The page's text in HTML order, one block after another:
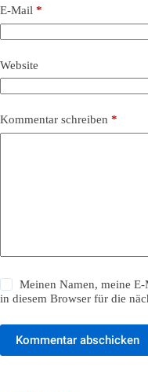
E-Mail *
Website
Kommentar schreiben *
Meinen Namen, meine
in diesem Browser für die
Kommentar abschicken